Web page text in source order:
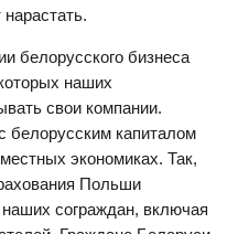
белорусского бизнеса
наших
свои компании.
белорусским капиталом
экономиках. Так,
Польши
сограждан, включая